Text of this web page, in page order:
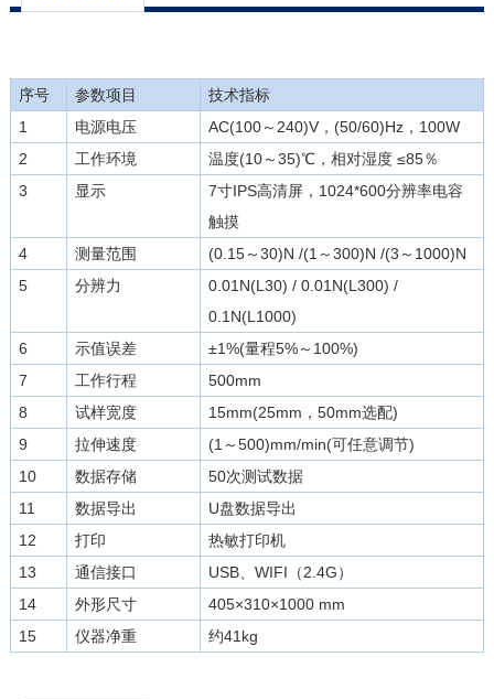
序号 参数项目
技术指标
1
电源电压
AC(100～240)V，(50/60)Hz，100W
2
工作环境
温度(10～35)℃，相对湿度 ≤85％
3
显示
7寸IPS高清屏，1024*600分辨率电容
触摸
4
测量范围
(0.15～30)N /(1～300)N /(3～1000)N
5
分辨力
0.01N(L30) / 0.01N(L300) /
0.1N(L1000)
6
示值误差
±1%(量程5%～100%)
7
工作行程
500mm
8
试样宽度
15mm(25mm，50mm选配)
9
拉伸速度
(1～500)mm/min(可任意调节)
10
数据存储
50次测试数据
11
数据导出
U盘数据导出
12
打印
热敏打印机
13
通信接口
USB、WIFI（2.4G）
14
外形尺寸
405×310×1000 mm
15
仪器净重 约41kg